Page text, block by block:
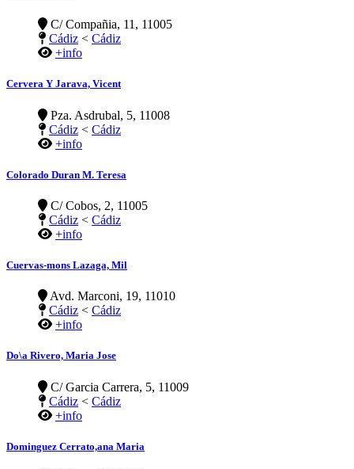
C/ Compañia, 11, 11005
Cádiz < Cádiz
+info
Cervera Y Jarava, Vicent
Pza. Asdrubal, 5, 11008
Cádiz < Cádiz
+info
Colorado Duran M. Teresa
C/ Cobos, 2, 11005
Cádiz < Cádiz
+info
Cuervas-mons Lazaga, Mil
Avd. Marconi, 19, 11010
Cádiz < Cádiz
+info
Do\a Rivero, Maria Jose
C/ Garcia Carrera, 5, 11009
Cádiz < Cádiz
+info
Dominguez Cerrato,ana Maria